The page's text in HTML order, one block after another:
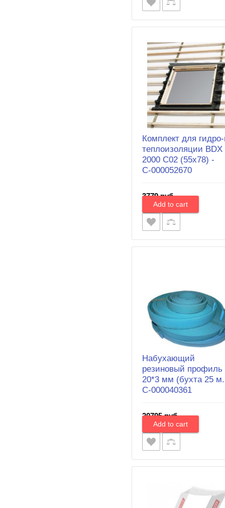
Комплект для
теплоизоляции BDX
2000 С02 (55х78) -
С-000052670
3779 руб.
Набухающий
резиновый профиль
20*3 мм (бухта 25
С-000040361
20795 руб.